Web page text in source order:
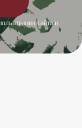
сайта и